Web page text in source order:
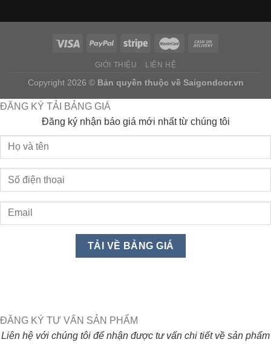
GIỚI THIỆU LIÊN HỆ
Copyright 2026 © Bản quyền thuộc về Saigondoor.vn
ĐĂNG KÝ TẢI BẢNG GIÁ
Đăng ký nhận báo giá mới nhất từ chúng tôi
ĐĂNG KÝ TƯ VẤN SẢN PHẨM
Liên hệ với chúng tôi để nhận được tư vấn chi tiết về sản phẩm